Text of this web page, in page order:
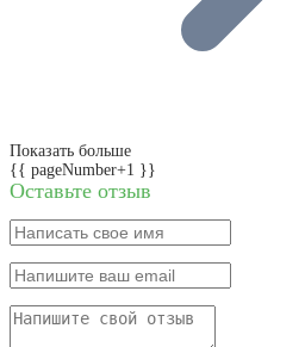
Показать больше
{{ pageNumber+1 }}
Оставьте отзыв